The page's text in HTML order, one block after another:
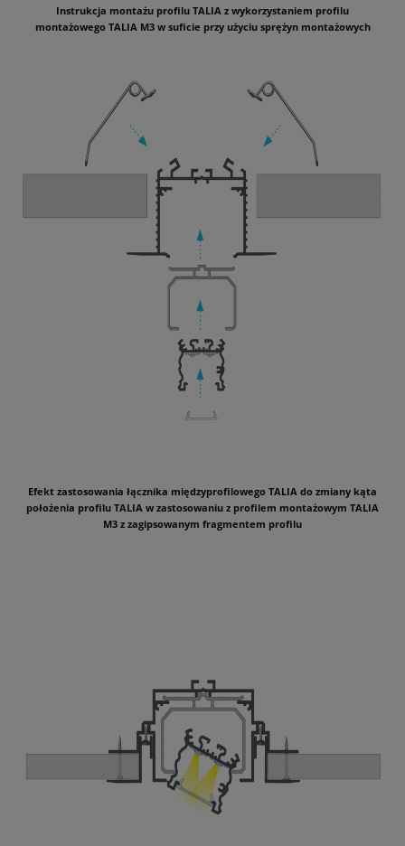
Instrukcja montażu profilu TALIA z wykorzystaniem profilu
montażowego TALIA M3 w suficie przy użyciu sprężyn montażowych
Efekt zastosowania łącznika międzyprofilowego TALIA do zmiany kąta
położenia profilu TALIA w zastosowaniu z profilem montażowym TALIA
M3 z zagipsowanym fragmentem profilu